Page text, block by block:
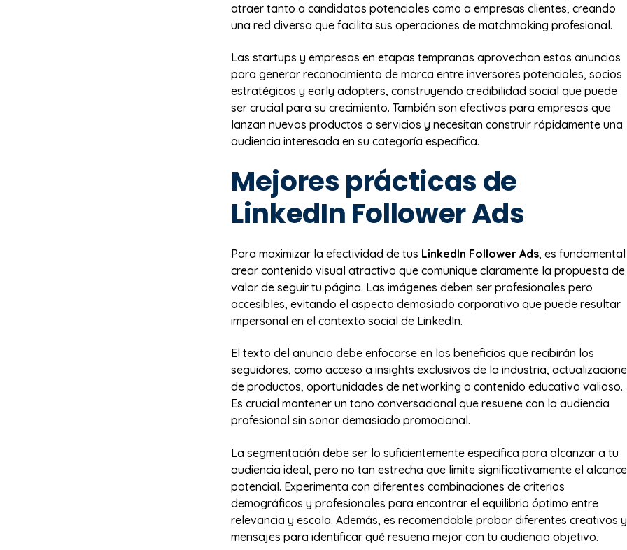
atraer tanto a candidatos potenciales como a empresas clientes, creando
una red diversa que facilita sus operaciones de matchmaking profesional.
Las startups y empresas en etapas tempranas aprovechan estos anuncios
para generar reconocimiento de marca entre inversores potenciales, socios
estratégicos y early adopters, construyendo credibilidad social que puede
ser crucial para su crecimiento. También son efectivos para empresas que
lanzan nuevos productos o servicios y necesitan construir rápidamente una
audiencia interesada en su categoría específica.
Mejores prácticas de
LinkedIn Follower Ads
Para maximizar la efectividad de tus LinkedIn Follower Ads, es fundamental
crear contenido visual atractivo que comunique claramente la propuesta de
valor de seguir tu página. Las imágenes deben ser profesionales pero
accesibles, evitando el aspecto demasiado corporativo que puede resultar
impersonal en el contexto social de LinkedIn.
El texto del anuncio debe enfocarse en los beneficios que recibirán los
seguidores, como acceso a insights exclusivos de la industria,
de productos, oportunidades de networking o contenido educativo valioso.
Es crucial mantener un tono conversacional que resuene con la audiencia
profesional sin sonar demasiado promocional.
La segmentación debe ser lo suficientemente específica para alcanzar a tu
audiencia ideal, pero no tan estrecha que limite significativamente el alcance
potencial. Experimenta con diferentes combinaciones de criterios
demográficos y profesionales para encontrar el equilibrio óptimo entre
relevancia y escala. Además, es recomendable probar diferentes creativos y
mensajes para identificar qué resuena mejor con tu audiencia objetivo.